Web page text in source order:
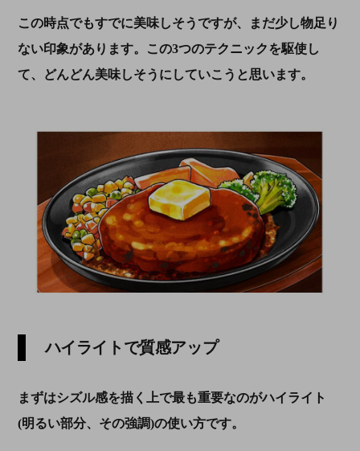
この時点でもすでに美味しそうですが、まだ少し物足り
ない印象があります。この3つのテクニックを駆使し
て、どんどん美味しそうにしていこうと思います。
ハイライトで質感アップ
まずはシズル感を描く上で最も重要なのがハイライト
(明るい部分、その強調)の使い方です。